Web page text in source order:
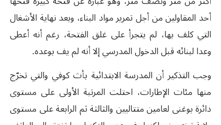
أحد المقاولين من أجل تمرير مواد البناء، وبعد نهاية الأشغال
التي كلف بها، لم يتجرأ على غلق الفتحة، رغم أنه أعطى
وعدا لبنائه قبل الدخول المدرسي إلا أنه لم يف بوعده.
وجب التذكير أن المدرسة الابتدائية بأث كوفي والتي تخرّج
منها مئات الإطارات، احتلت المرتبة الأولى على مستوى
دائرة بوغنى لعامين متتاليين والثالثة ثم الرابعة على مستوى